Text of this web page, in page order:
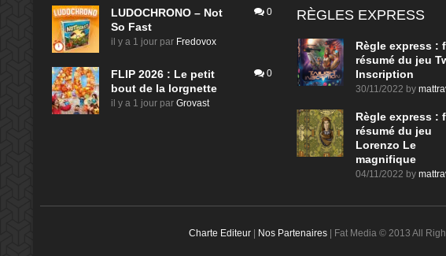
LUDOCHRONO – Not
So Fast
il y a 1 jour par Fredovox
0
FLIP 2026 : Le petit
bout de la lorgnette
il y a 1 jour par Grovast
0
RÈGLES EXPRESS
Règle express :
résumé du jeu
Inscription
30/11/2022 by
Règle express :
résumé du jeu
Lorenzo Le
magnifique
04/11/2022 by
Charte Editeur| Nos Partenaires| Fat Media © 2013 All